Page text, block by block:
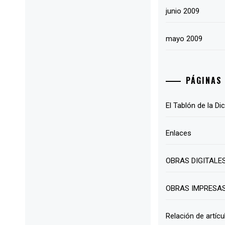
junio 2009
mayo 2009
PÁGINAS
El Tablón de la
Enlaces
OBRAS
OBRAS
Relación de